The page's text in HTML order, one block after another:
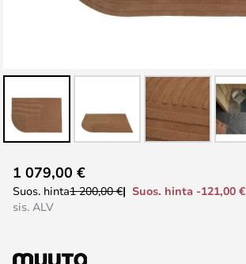
to
the
the
1 079,00 €
Suos. hinta1 200,00 €
Suos. hinta -121,00 €
sis. ALV